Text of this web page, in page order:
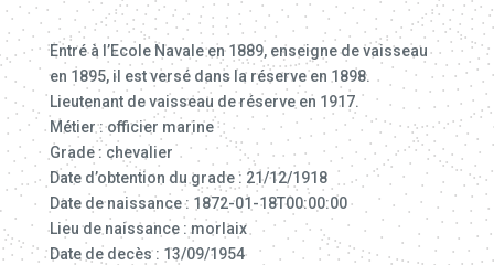
Entré à l’Ecole Navale en 1889, enseigne de vaisseau
en 1895, il est versé dans la réserve en 1898.
Lieutenant de vaisseau de réserve en 1917.
Métier : officier marine
Grade : chevalier
Date d’obtention du grade : 21/12/1918
Date de naissance : 1872-01-18T00:00:00
Lieu de naissance : morlaix
Date de decès : 13/09/1954